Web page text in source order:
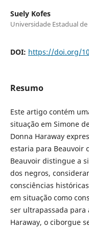
Suely Kofes
Universidade Estadual
DOI: https://doi.org/
Resumo
Este artigo contém
situação em Simone
Donna Haraway
estaria para Beauvoir
Beauvoir distingue a
dos negros,
consciências
em situação como
ser ultrapassada para
Haraway, o ciborgue